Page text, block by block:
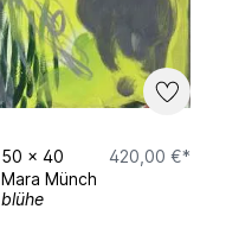
50 x 40
420,00 €*
Mara Münch
blühe